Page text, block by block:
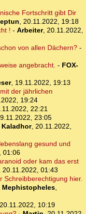
Fortschritt gibt Dir
, 20.11.2022, 19:18
! - Arbeiter, 20.11.2022,
von allen Dächern?-
angebracht. - FOX-
, 19.11.2022, 19:13
der jährlichen
19:24
22:21
23:05
Kaladhor, 20.11.2022,
gesund und
01:06
oder kam das erst
20.11.2022, 01:43
Schreibberechtigung hier.
Mephistopheles,
20.11.2022, 10:19